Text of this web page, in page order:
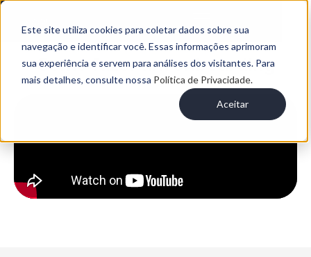
Este site utiliza cookies para coletar dados sobre sua
navegação e identificar você. Essas informações aprimoram
sua experiência e servem para análises dos visitantes. Para
mais detalhes, consulte nossa Política de Privacidade.
Aceitar
Como fazer um onboarding